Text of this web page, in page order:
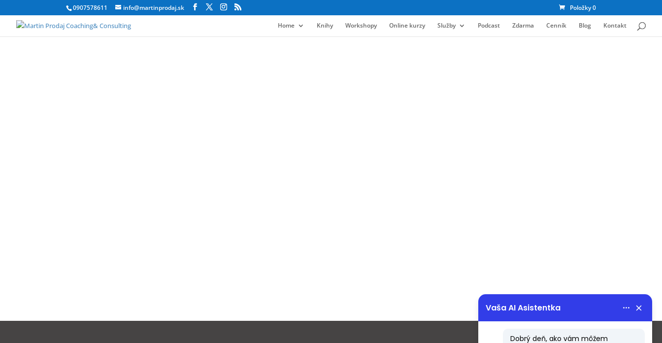
0907578611 info@martinprodaj.sk Položky 0
Home Knihy Workshopy Online kurzy Služby Podcast Zdarma Cenník Blog Kontakt